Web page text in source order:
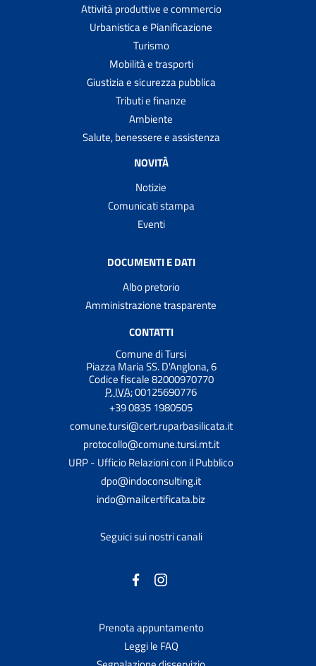
Attività produttive e commercio
Urbanistica e Pianificazione
Turismo
Mobilità e trasporti
Giustizia e sicurezza pubblica
Tributi e finanze
Ambiente
Salute, benessere e assistenza
NOVITÀ
Notizie
Comunicati stampa
Eventi
DOCUMENTI E DATI
Albo pretorio
Amministrazione trasparente
CONTATTI
Comune di Tursi
Piazza Maria SS. D'Anglona, 6
Codice fiscale 82000970770
P. IVA:00125690776
+39 0835 1980505
comune.tursi@cert.ruparbasilicata.it
protocollo@comune.tursi.mt.it
URP - Ufficio Relazioni con il Pubblico
dpo@indoconsulting.it
indo@mailcertificata.biz
Seguici sui nostri canali
Prenota appuntamento
Leggi le FAQ